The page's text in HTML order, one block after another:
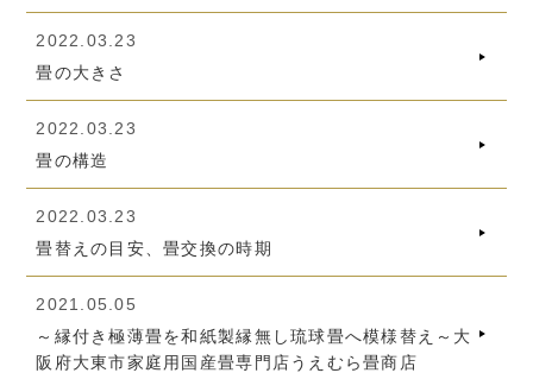
2022.03.23
畳の大きさ
2022.03.23
畳の構造
2022.03.23
畳替えの目安、畳交換の時期
2021.05.05
～縁付き極薄畳を和紙製縁無し琉球畳へ模様替え～大
阪府大東市家庭用国産畳専門店うえむら畳商店